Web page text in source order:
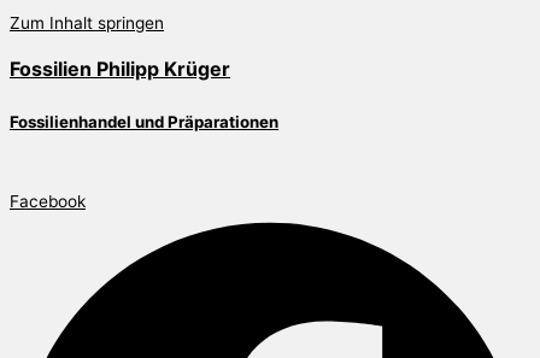
Zum Inhalt springen
Fossilien Philipp Krüger
Fossilienhandel und Präparationen
Facebook